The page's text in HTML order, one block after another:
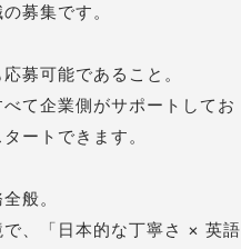
募集です。
募可能であること。
て企業側がサポートしてお
ートできます。
般。
、「日本的な丁寧さ × 英語